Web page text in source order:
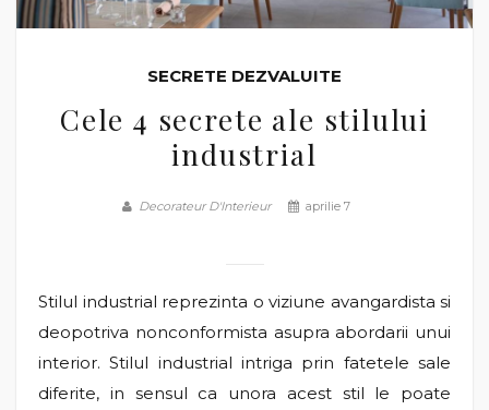
SECRETE DEZVALUITE
Cele 4 secrete ale stilului
industrial
Decorateur D'Interieur aprilie 7
Stilul industrial reprezinta o viziune avangardista si
deopotriva nonconformista asupra abordarii unui
interior. Stilul industrial intriga prin fatetele sale
diferite, in sensul ca unora acest stil le poate